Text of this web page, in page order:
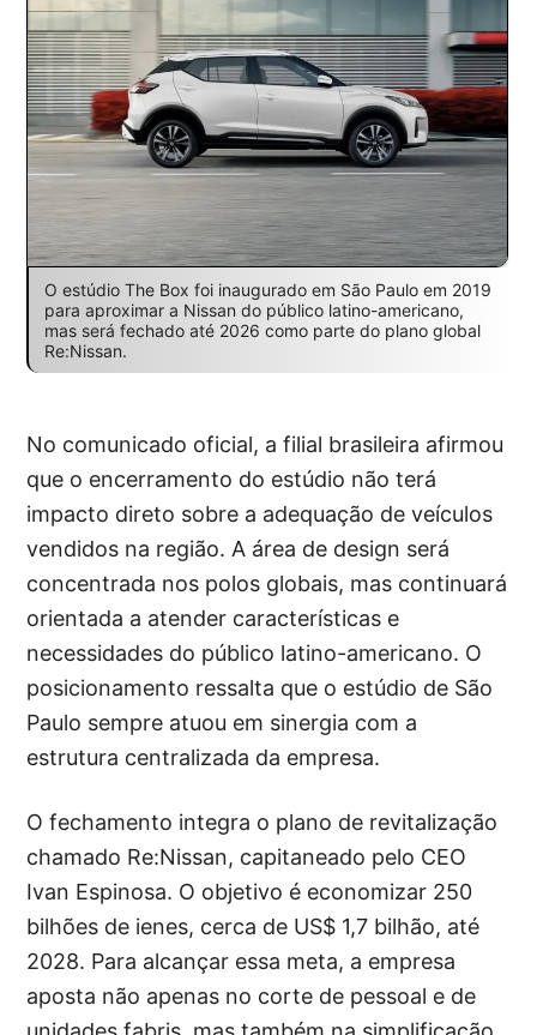
O estúdio The Box foi inaugurado em São Paulo em 2019
para aproximar a Nissan do público latino-americano,
mas será fechado até 2026 como parte do plano global
Re:Nissan.
No comunicado oficial, a filial brasileira afirmou
que o encerramento do estúdio não terá
impacto direto sobre a adequação de veículos
vendidos na região. A área de design será
concentrada nos polos globais, mas continuará
orientada a atender características e
necessidades do público latino-americano. O
posicionamento ressalta que o estúdio de São
Paulo sempre atuou em sinergia com a
estrutura centralizada da empresa.
O fechamento integra o plano de revitalização
chamado Re:Nissan, capitaneado pelo CEO
Ivan Espinosa. O objetivo é economizar 250
bilhões de ienes, cerca de US$ 1,7 bilhão, até
2028. Para alcançar essa meta, a empresa
aposta não apenas no corte de pessoal e de